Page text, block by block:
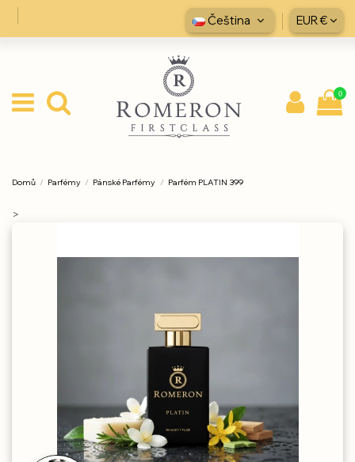
Čeština EUR €
0
Domů Parfémy Pánské Parfémy Parfém PLATIN 399
>